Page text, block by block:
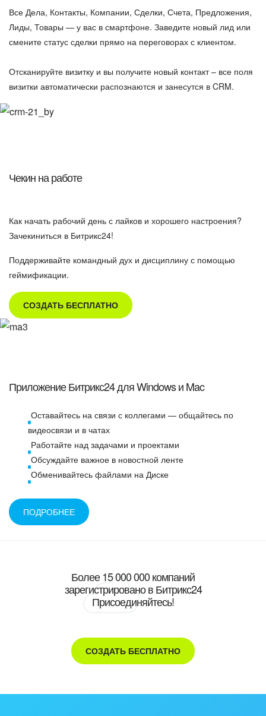
Все Дела, Контакты, Компании, Сделки, Счета, Предложения,
Лиды, Товары — у вас в смартфоне. Заведите новый лид или
смените статус сделки прямо на переговорах с клиентом.
Отсканируйте визитку и вы получите новый контакт – все поля
визитки автоматически распознаются и занесутся в CRM.
Чекин на работе
Как начать рабочий день с лайков и хорошего настроения?
Зачекиниться в Битрикс24!
Поддерживайте командный дух и дисциплину с помощью
геймификации.
СОЗДАТЬ БЕСПЛАТНО
Приложение Битрикс24 для Windows и Mac
Оставайтесь на связи с коллегами — общайтесь по
видеосвязи и в чатах
Работайте над задачами и проектами
Обсуждайте важное в новостной ленте
Обменивайтесь файлами на Диске
ПОДРОБНЕЕ
Более 15 000 000 компаний
зарегистрировано в Битрикс24
Присоединяйтесь!
СОЗДАТЬ БЕСПЛАТНО